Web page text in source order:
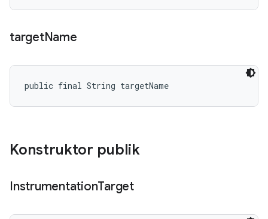
targetName
public final String targetName
Konstruktor publik
InstrumentationTarget